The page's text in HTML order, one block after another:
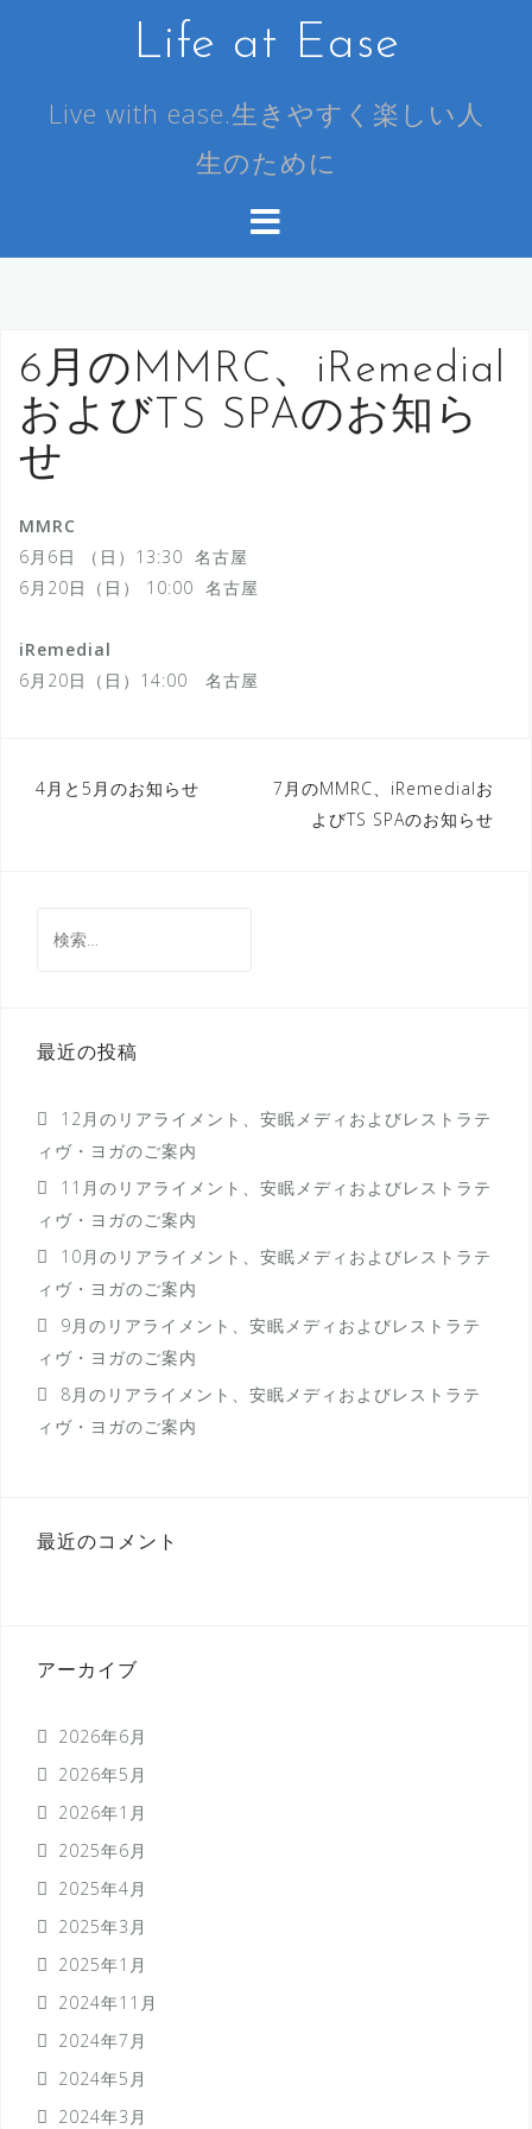
ッ
Life at Ease
Live with ease.生きやすく楽しい人
生のために
6月のMMRC、iRemedial
およびTS SPAのお知ら
せ
MMRC
6月6日 （日）13:30 名古屋
6月20日（日） 10:00 名古屋
iRemedial
6月20日（日）14:00 名古屋
投
ゲ
ョ
ン
4月と5月のお知らせ
7月のMMRC、iRemedialお
よびTS SPAのお知らせ
索:
最近の投稿
12月のリアライメント、安眠メディおよびレストラテ
ィヴ・ヨガのご案内
11月のリアライメント、安眠メディおよびレストラテ
ィヴ・ヨガのご案内
10月のリアライメント、安眠メディおよびレストラテ
ィヴ・ヨガのご案内
9月のリアライメント、安眠メディおよびレストラテ
ィヴ・ヨガのご案内
8月のリアライメント、安眠メディおよびレストラテ
ィヴ・ヨガのご案内
最近のコメント
アーカイブ
2026年6月
2026年5月
2026年1月
2025年6月
2025年4月
2025年3月
2025年1月
2024年11月
2024年7月
2024年5月
2024年3月